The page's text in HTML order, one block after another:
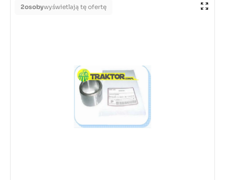
2osobywyświetlają tę ofertę